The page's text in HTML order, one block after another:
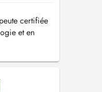
certifiée
et en
propose
de